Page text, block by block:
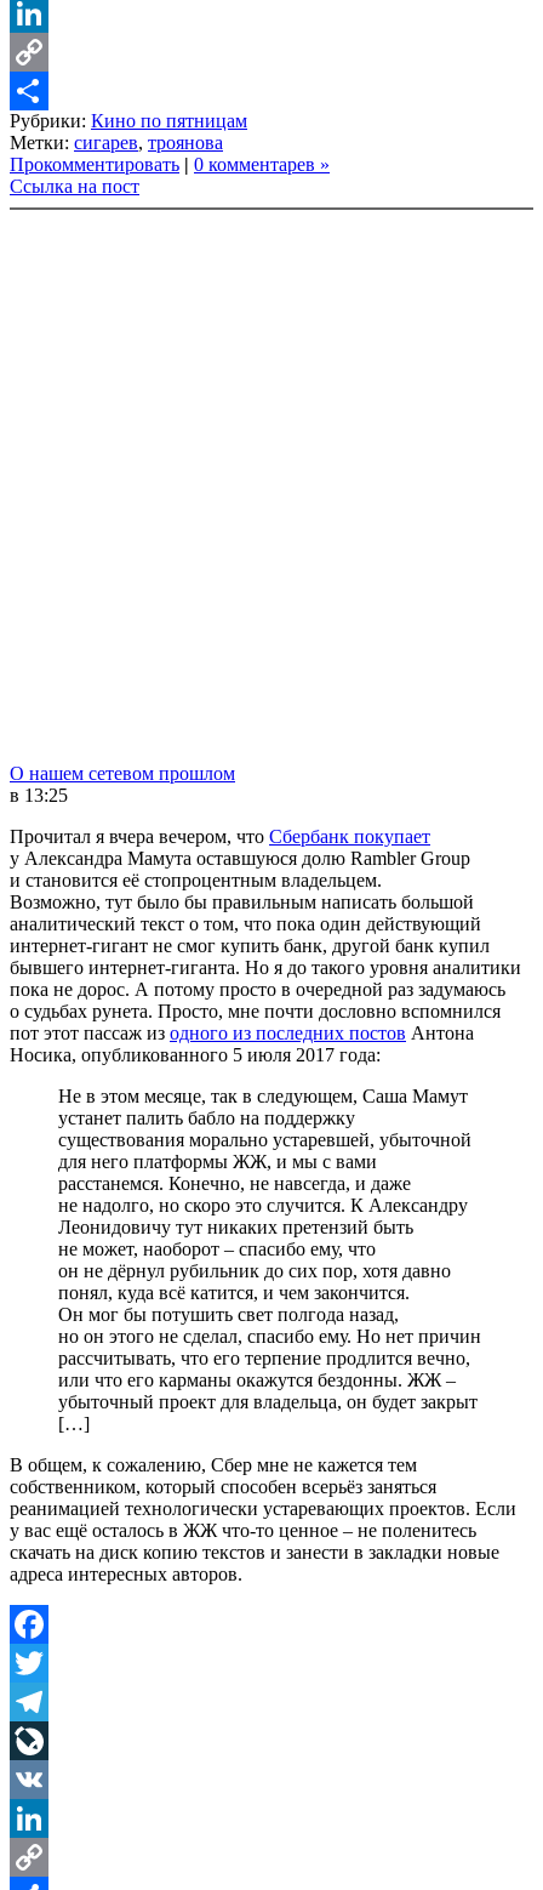
VK
LinkedIn
Copy
Link
Share
Рубрики: Кино по пятницам
Метки: сигарев, троянова
Прокомментировать | 0 комментарев »
Ссылка на пост
О нашем сетевом прошлом
в 13:25
Прочитал я вчера вечером, что Сбербанк покупает
у Александра Мамута оставшуюся долю Rambler Group
и становится её стопроцентным владельцем.
Возможно, тут было бы правильным написать большой
аналитический текст о том, что пока один действующий
интернет-гигант не смог купить банк, другой банк купил
бывшего интернет-гиганта. Но я до такого уровня аналитики
пока не дорос. А потому просто в очередной раз задумаюсь
о судьбах рунета. Просто, мне почти дословно вспомнился
пот этот пассаж из одного из последних постов Антона
Носика, опубликованного 5 июля 2017 года:
Не в этом месяце, так в следующем, Саша Мамут
устанет палить бабло на поддержку
существования морально устаревшей, убыточной
для него платформы ЖЖ, и мы с вами
расстанемся. Конечно, не навсегда, и даже
не надолго, но скоро это случится. К Александру
Леонидовичу тут никаких претензий быть
не может, наоборот – спасибо ему, что
он не дёрнул рубильник до сих пор, хотя давно
понял, куда всё катится, и чем закончится.
Он мог бы потушить свет полгода назад,
но он этого не сделал, спасибо ему. Но нет причин
рассчитывать, что его терпение продлится вечно,
или что его карманы окажутся бездонны. ЖЖ –
убыточный проект для владельца, он будет закрыт
[…]
В общем, к сожалению, Сбер мне не кажется тем
собственником, который способен всерьёз заняться
реанимацией технологически устаревающих проектов. Если
у вас ещё осталось в ЖЖ что-то ценное – не поленитесь
скачать на диск копию текстов и занести в закладки новые
адреса интересных авторов.
Facebook
Twitter
Telegram
LiveJournal
VK
LinkedIn